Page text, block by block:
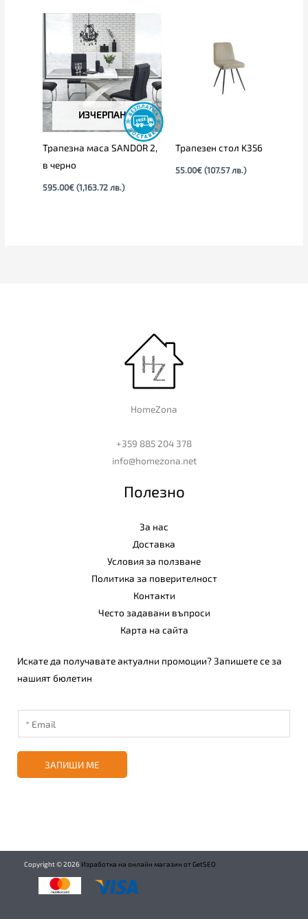
ИЗЧЕРПАН
Трапезна маса SANDOR 2,
в черно
595.00€ (1,163.72 лв.)
Трапезен стол K356
55.00€ (107.57 лв.)
HomeZona
+359 885 204 378
info@homezona.net
Полезно
За нас
Доставка
Условия за ползване
Политика за поверителност
Контакти
Често задавани въпроси
Карта на сайта
Искате да получавате актуални промоции? Запишете се за
нашият бюлетин
ЗАПИШИ МЕ
Copyright ©2026 Изработка на онлайн магазин от GetSEO